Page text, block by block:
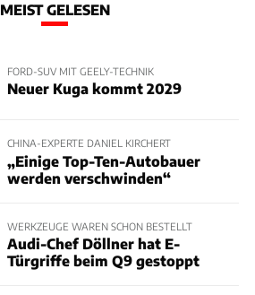
MEIST GELESEN
FORD-SUV MIT GEELY-TECHNIK
Neuer Kuga kommt 2029
CHINA-EXPERTE DANIEL KIRCHERT
„Einige Top-Ten-Autobauer
werden verschwinden“
WERKZEUGE WAREN SCHON BESTELLT
Audi-Chef Döllner hat E-
Türgriffe beim Q9 gestoppt